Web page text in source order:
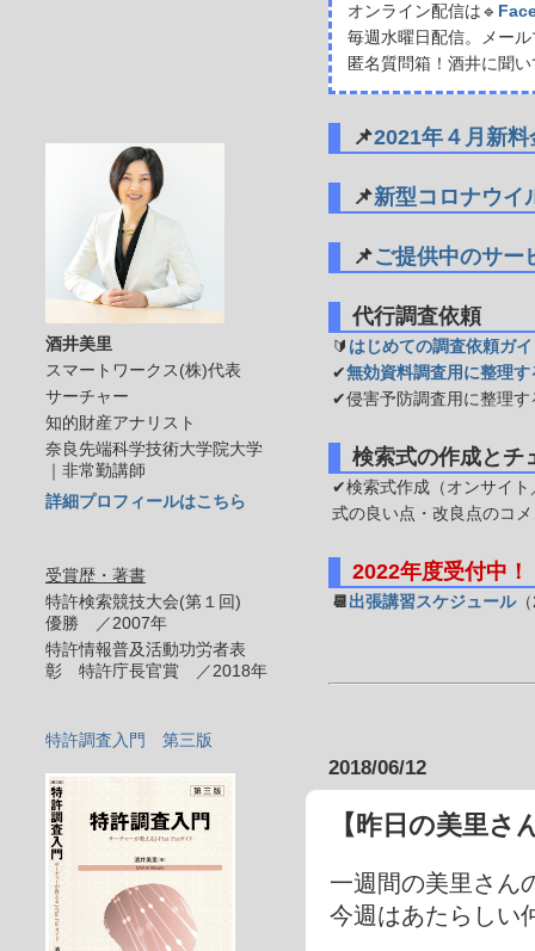
オンライン配信は🔹
毎週水曜日配信。メー
匿名質問箱！酒井に聞
📌2021年４月新
📌新型コロナウイ
📌ご提供中のサー
代行調査依頼
🔰 はじめての調査依頼ガ
✔無効資料調査用に整理
✔侵害予防調査用に整理す
検索式の作成とチ
✔検索式作成（オンサイト
式の良い点・改良点のコ
2022年度受付中！
📆 出張講習スケジュール
2018/06/12
【昨日の美里
一週間の美里さん
今週はあたらしい
酒井美里
スマートワークス(株)代表
サーチャー
知的財産アナリスト
奈良先端科学技術大学院大学
｜非常勤講師
詳細プロフィールはこちら
受賞歴・著書
特許検索競技大会(第１回)
優勝 ／2007年
特許情報普及活動功労者表
彰 特許庁長官賞 ／2018年
特許調査入門 第三版